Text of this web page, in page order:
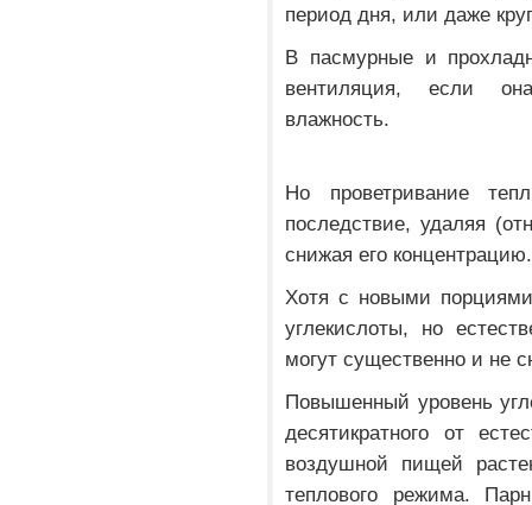
период дня, или даже
В пасмурные и
вентиляция, если
влажность.
Но проветривание
последствие, удаляя
снижая его концентрацию.
Хотя с новыми
углекислоты, но
могут существенно и не
Повышенный уровень
десятикратного от
воздушной пищей
теплового режима.